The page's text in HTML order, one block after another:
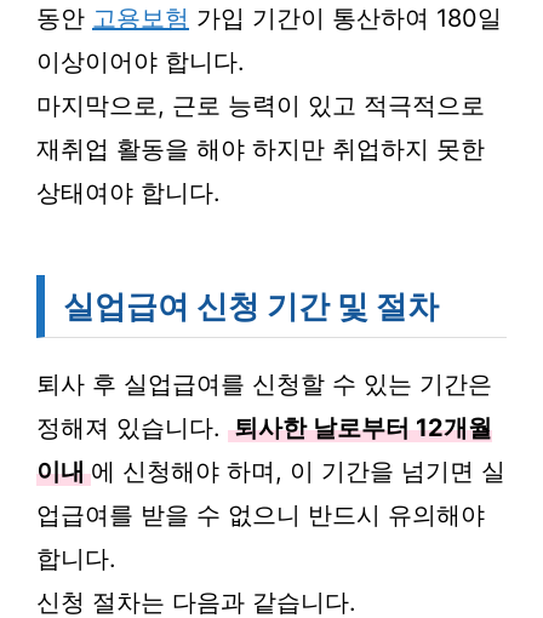
동안 고용보험 가입 기간이 통산하여 180일
이상이어야 합니다.
마지막으로, 근로 능력이 있고 적극적으로
재취업 활동을 해야 하지만 취업하지 못한
상태여야 합니다.
실업급여 신청 기간 및 절차
퇴사 후 실업급여를 신청할 수 있는 기간은
정해져 있습니다. 퇴사한 날로부터 12개월
이내 에 신청해야 하며, 이 기간을 넘기면 실
업급여를 받을 수 없으니 반드시 유의해야
합니다.
신청 절차는 다음과 같습니다.